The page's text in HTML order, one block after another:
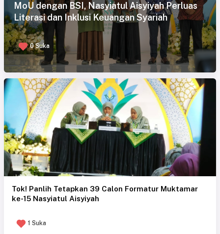
MoU dengan BSI, Nasyiatul Aisyiyah Perluas
Literasi dan Inklusi Keuangan Syariah
0 Suka
Tok! Panlih Tetapkan 39 Calon Formatur Muktamar
ke-15 Nasyiatul Aisyiyah
1 Suka